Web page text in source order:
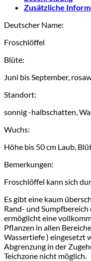
Zusätzliche
Deutscher Name:
Froschlöffel
Blüte:
Juni bis September,
Standort:
sonnig -halbschatten,
Wuchs:
Höhe bis 50 cm Laub,
Bemerkungen:
Froschlöffel kann sich
Es gibt eine kaum
Rand- und
ermöglicht eine
Pflanzen in allen
Wassertiefe ) eingesetzt
Abgrenzung in der
Teichzone nicht möglich.